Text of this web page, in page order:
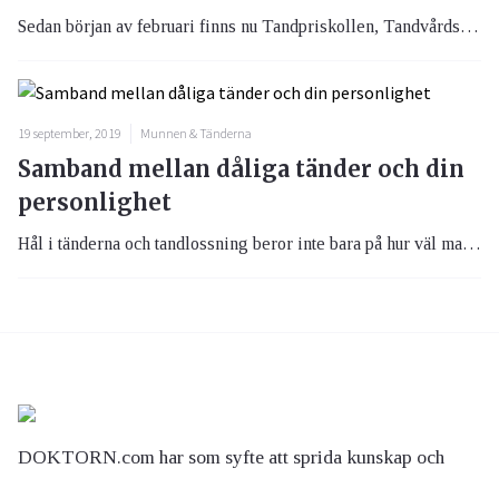
Sedan början av februari finns nu Tandpriskollen, Tandvårds- och Läkemedelsförmånsverkets, TLV, prisjämförelsetjänst för tandvård tillgänglig. Av Tandpriskollen framgår att det kan skilja flera tusenlappar mellan det högsta och lägsta priset för en tandvårdsbehandling. Samtidigt visar en undersökning att få tandläkare tror att Tandpriskollen kommer påverka prissättningen inom tandvården.
19 september, 2019 Munnen & Tänderna
Samband mellan dåliga tänder och din
personlighet
Hål i tänderna och tandlossning beror inte bara på hur väl man sköter sin munhygien och hur mycket godis man äter. Faktorer som personlighet kan spela roll.
DOKTORN.com har som syfte att sprida kunskap och